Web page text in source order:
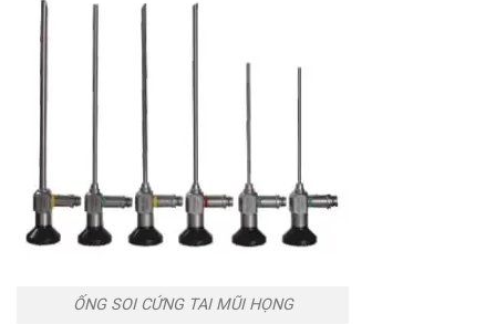
ỐNG SOI CỨNG TAI MŨI HỌNG